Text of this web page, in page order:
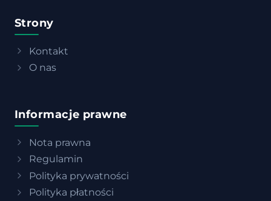
Strony
Kontakt
O nas
Informacje prawne
Nota prawna
Regulamin
Polityka prywatności
Polityka płatności